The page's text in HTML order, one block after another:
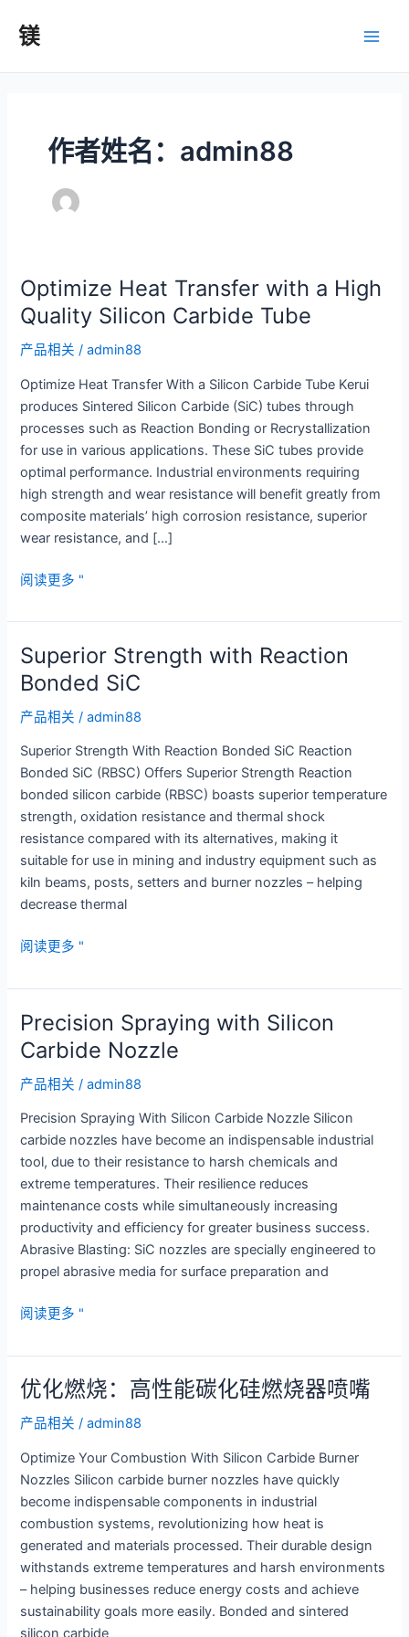
镁
作者姓名：admin88
Optimize Heat Transfer with a High
Quality Silicon Carbide Tube
产品相关 /admin88
Optimize Heat Transfer With a Silicon Carbide Tube Kerui
produces Sintered Silicon Carbide (SiC) tubes through
processes such as Reaction Bonding or Recrystallization
for use in various applications. These SiC tubes provide
optimal performance. Industrial environments requiring
high strength and wear resistance will benefit greatly from
composite materials’ high corrosion resistance, superior
wear resistance, and […]
Optimize
Transfer
with
a
High
Quality
Carbide
Tube
阅读更多 "
Superior Strength with Reaction
Bonded SiC
产品相关 /admin88
Superior Strength With Reaction Bonded SiC Reaction
Bonded SiC (RBSC) Offers Superior Strength Reaction
bonded silicon carbide (RBSC) boasts superior temperature
strength, oxidation resistance and thermal shock
resistance compared with its alternatives, making it
suitable for use in mining and industry equipment such as
kiln beams, posts, setters and burner nozzles – helping
decrease thermal
Superior
with
Reaction
Bonded
SiC
阅读更多 "
Precision Spraying with Silicon
Carbide Nozzle
产品相关 /admin88
Precision Spraying With Silicon Carbide Nozzle Silicon
carbide nozzles have become an indispensable industrial
tool, due to their resistance to harsh chemicals and
extreme temperatures. Their resilience reduces
maintenance costs while simultaneously increasing
productivity and efficiency for greater business success.
Abrasive Blasting: SiC nozzles are specially engineered to
propel abrasive media for surface preparation and
Precision
with
Silicon
Carbide
Nozzle
阅读更多 "
优化燃烧：高性能碳化硅燃烧器喷嘴
产品相关 /admin88
Optimize Your Combustion With Silicon Carbide Burner
Nozzles Silicon carbide burner nozzles have quickly
become indispensable components in industrial
combustion systems, revolutionizing how heat is
generated and materials processed. Their durable design
withstands extreme temperatures and harsh environments
– helping businesses reduce energy costs and achieve
sustainability goals more easily. Bonded and sintered
silicon carbide